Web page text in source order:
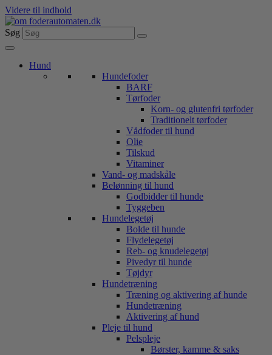
Videre til indhold
Søg
Hund
Hundefoder
BARF
Tørfoder
Korn- og glutenfri tørfoder
Traditionelt tørfoder
Vådfoder til hund
Olie
Tilskud
Vitaminer
Vand- og madskåle
Belønning til hund
Godbidder til hunde
Tyggeben
Hundelegetøj
Bolde til hunde
Flydelegetøj
Reb- og knudelegetøj
Pivedyr til hunde
Tøjdyr
Hundetræning
Træning og aktivering af hunde
Hundetræning
Aktivering af hund
Pleje til hund
Pelspleje
Børster, kamme & saks